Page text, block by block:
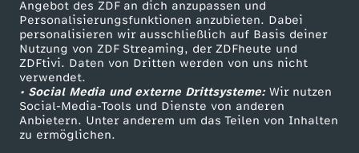
Angebot des ZDF an dich anzupassen und
Personalisierungsfunktionen anzubieten. Dabei
personalisieren wir ausschließlich auf Basis deiner
Nutzung von ZDF Streaming, der ZDFheute und
ZDFtivi. Daten von Dritten werden von uns nicht
verwendet.
• Social Media und externe Drittsysteme:Wir nutzen
Social-Media-Tools und Dienste von anderen
Anbietern. Unter anderem um das Teilen von Inhalten
zu ermöglichen.
a
t
u
r
TV-Programm
ZDF Unternehmen
Karriere